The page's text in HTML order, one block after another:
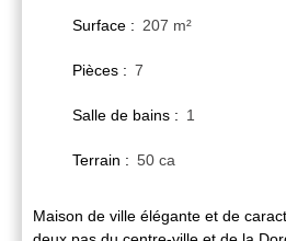
Surface : 207 m²
Pièces : 7
Salle de bains : 1
Terrain : 50 ca
Maison de ville élégante et de